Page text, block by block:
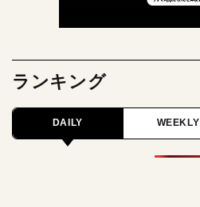
ランキング
DAILY WEEKLY